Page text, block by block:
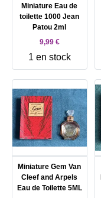
Miniature Eau de
toilette 1000 Jean
Patou 2ml
9,99 €
1 en stock
Miniature Gem Van
Cleef and Arpels
Eau de Toilette 5ML